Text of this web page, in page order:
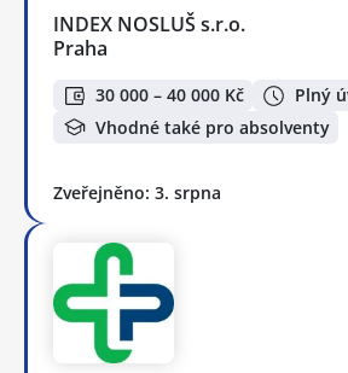
INDEX NOSLUŠ s.r.o.
Praha
30 000 – 40 000 Kč
Plný
Vhodné také pro absolventy
Zveřejněno: 3. srpna